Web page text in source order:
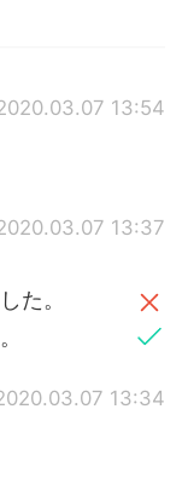
13:54
13:37
た。
13:34